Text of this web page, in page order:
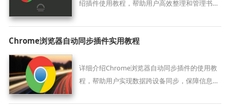
绍插件使用教程，帮助用户高效整理和管理书
Chrome浏览器自动同步插件实用教程
详细介绍Chrome浏览器自动同步插件的使用教
程，帮助用户实现数据跨设备同步，保障信息一